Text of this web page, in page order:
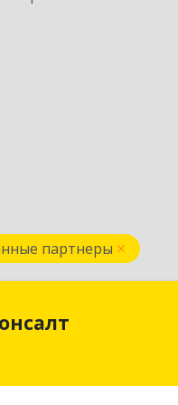
партнеры
обл, Шелехов г,